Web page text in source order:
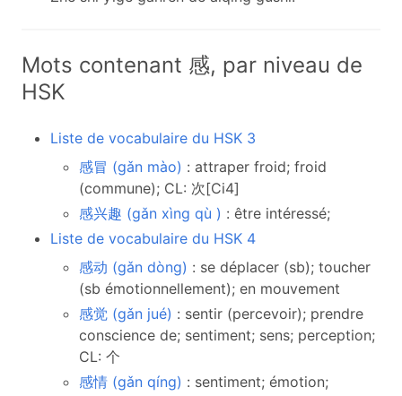
Mots contenant 感, par niveau de
HSK
Liste de vocabulaire du HSK 3
感冒 (gǎn mào) : attraper froid; froid
(commune); CL: 次[Ci4]
感兴趣 (gǎn xìng qù ) : être intéressé;
Liste de vocabulaire du HSK 4
感动 (gǎn dòng) : se déplacer (sb); toucher
(sb émotionnellement); en mouvement
感觉 (gǎn jué) : sentir (percevoir); prendre
conscience de; sentiment; sens; perception;
CL: 个
感情 (gǎn qíng) : sentiment; émotion;